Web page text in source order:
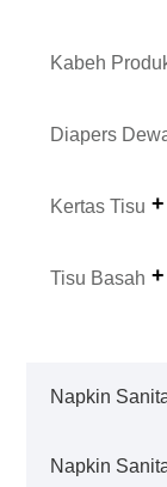
Kabeh
Diapers
Kertas Tisu
Tisu Basah
Napkin
Napkin